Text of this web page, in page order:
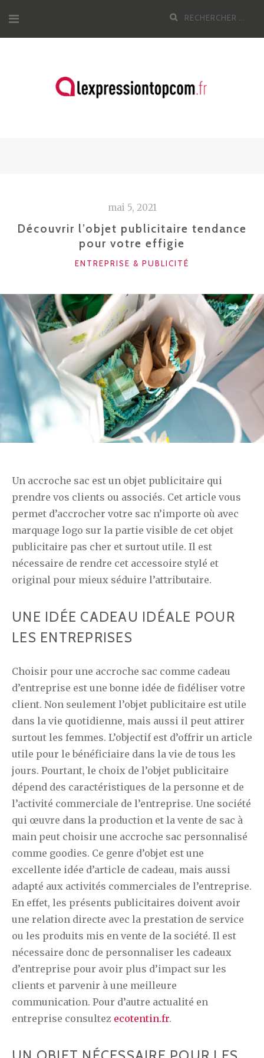
au
contenu
Recherche
mai 5, 2021
Découvrir l’objet publicitaire tendance
pour votre effigie
CATÉGORIES
ENTREPRISE & PUBLICITÉ
Un accroche sac est un objet publicitaire qui
prendre vos clients ou associés. Cet article vous
permet d’accrocher votre sac n’importe où avec
marquage logo sur la partie visible de cet objet
publicitaire pas cher et surtout utile. Il est
nécessaire de rendre cet accessoire stylé et
original pour mieux séduire l’attributaire.
UNE IDÉE CADEAU IDÉALE POUR
LES ENTREPRISES
Choisir pour une accroche sac comme cadeau
d’entreprise est une bonne idée de fidéliser votre
client. Non seulement l’objet publicitaire est utile
dans la vie quotidienne, mais aussi il peut attirer
surtout les femmes. L’objectif est d’offrir un article
utile pour le bénéficiaire dans la vie de tous les
jours. Pourtant, le choix de l’objet publicitaire
dépend des caractéristiques de la personne et de
l’activité commerciale de l’entreprise. Une société
qui œuvre dans la production et la vente de sac à
main peut choisir une accroche sac personnalisé
comme goodies. Ce genre d’objet est une
excellente idée d’article de cadeau, mais aussi
adapté aux activités commerciales de l’entreprise.
En effet, les présents publicitaires doivent avoir
une relation directe avec la prestation de service
ou les produits mis en vente de la société. Il est
nécessaire donc de personnaliser les cadeaux
d’entreprise pour avoir plus d’impact sur les
clients et parvenir à une meilleure
communication. Pour d’autre actualité en
entreprise consultez ecotentin.fr.